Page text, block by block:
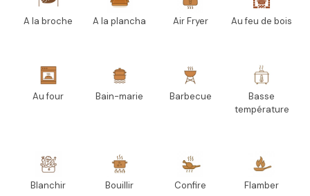
A la broche A la plancha Air Fryer Au feu de bois
Au four Bain-marie Barbecue
Basse
température
Blanchir Bouillir Confire Flamber